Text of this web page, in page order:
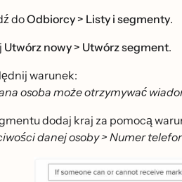
doOdbiorcy > Listy i segmenty.
Utwórz nowy > Utwórz segment.
warunek:
osoba może otrzymywać
dodaj kraj za pomocą
danej osoby > Numer